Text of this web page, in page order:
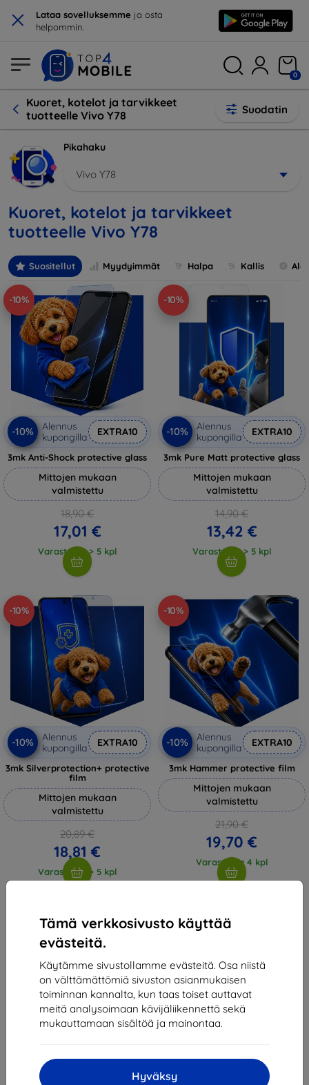
× Lataa sovelluksemme ja osta
helpommin.
Tämä verkkosivusto käyttää
evästeitä.
Käytämme sivustollamme evästeitä. Osa niistä
on välttämättömiä sivuston asianmukaisen
toiminnan kannalta, kun taas toiset auttavat
meitä analysoimaan kävijäliikennettä sekä
mukauttamaan sisältöä ja mainontaa.
Hyväksy
0
Kuoret, kotelot ja tarvikkeet
tuotteelle Vivo Y78
Suodatin
Pikahaku
Vivo Y78
Kuoret, kotelot ja tarvikkeet
tuotteelle Vivo Y78
Suositellut Myydyimmät Halpa Kallis
-10%
-10%
Alennus
kupongilla
EXTRA10
3mk Anti-Shock protective glass
Mittojen mukaan
valmistettu
18,90 €
17,01 €
Varastossa > 5 kpl
-10%
-10%
Alennus
kupongilla
EXTRA10
3mk Pure Matt protective glass
Mittojen mukaan
valmistettu
14,90 €
13,42 €
Varastossa > 5 kpl
-10%
-10%
Alennus
kupongilla
EXTRA10
3mk Silverprotection+ protective
film
Mittojen mukaan
valmistettu
20,89 €
18,81 €
Varastossa > 5 kpl
-10%
-10%
Alennus
kupongilla
EXTRA10
3mk Hammer protective film
Mittojen mukaan
valmistettu
21,90 €
19,70 €
Varastossa 4 kpl
yhteensä .
«
Shield-SK s.r.o.